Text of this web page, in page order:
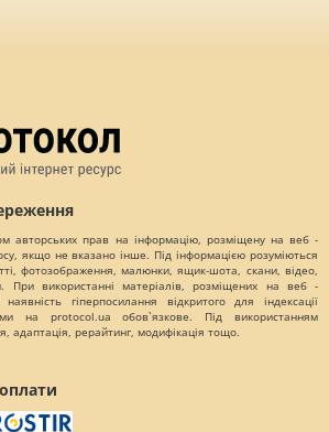
авторських прав на інформацію, розміщену на веб -
якщо не вказано інше. Під інформацією розуміються
фотозображення, малюнки, ящик-шота, скани, відео,
При використанні матеріалів, розміщених на веб -
гіперпосилання відкритого для індексації
на protocol.ua обов`язкове. Під використанням
адаптація, рерайтинг, модифікація тощо.